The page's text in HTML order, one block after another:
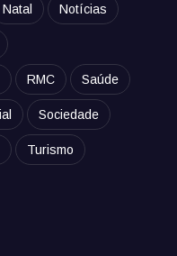
Natal Notícias
RMC Saúde
Sociedade
Turismo